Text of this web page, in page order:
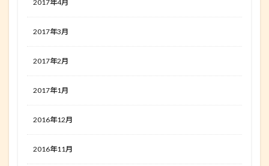
2017年4月
2017年3月
2017年2月
2017年1月
2016年12月
2016年11月